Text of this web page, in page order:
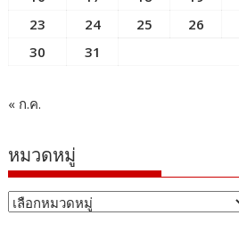
23
24 25 26
30
31
« ก.ค.
หมวดหมู่
หมวด